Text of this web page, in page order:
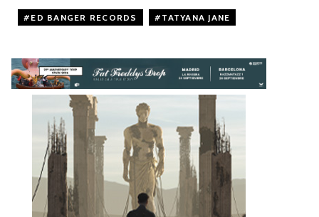
ED BANGER RECORDS TATYANA JANE